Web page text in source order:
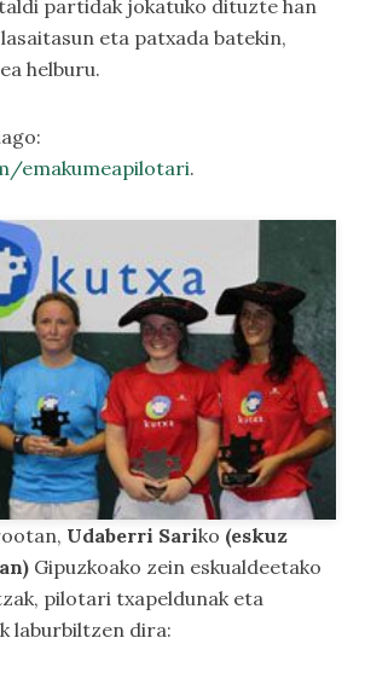
partidak jokatuko dituzte han
eta patxada batekin,
helburu.
emakumeapilotari.
Udaberri Sariko (eskuz
Gipuzkoako zein eskualdeetako
pilotari txapeldunak eta
laburbiltzen dira: